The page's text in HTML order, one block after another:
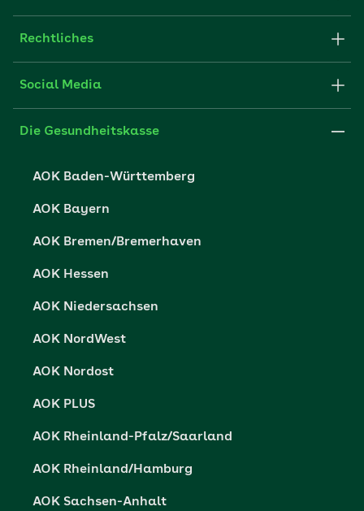
Unsere Kultur
Stellenangebote
Rechtliches
Impressum
Datenschutzrechte
Barrierefreiheit
Barriere melden
Social Media
Die Gesundheitskasse
AOK Baden-Württemberg
AOK Bayern
AOK Bremen/Bremerhaven
AOK Hessen
AOK Niedersachsen
AOK NordWest
AOK Nordost
AOK PLUS
AOK Rheinland-Pfalz/Saarland
AOK Rheinland/Hamburg
AOK Sachsen-Anhalt